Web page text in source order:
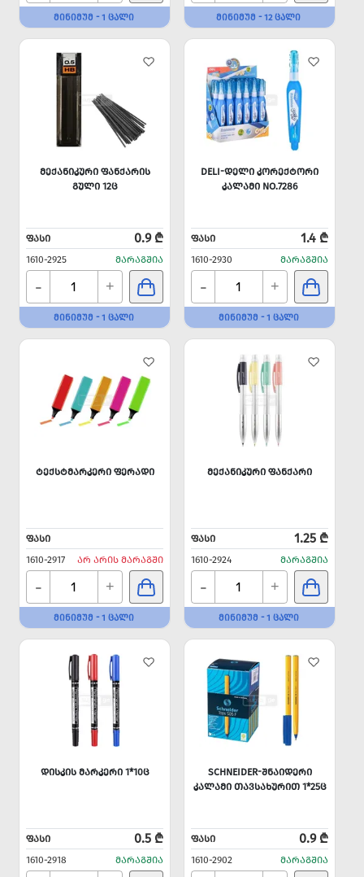
ᲛᲘᲜᲘᲛᲣᲛ - 1 ᲪᲐᲚᲘ ᲛᲘᲜᲘᲛᲣᲛ - 12 ᲪᲐᲚᲘ
ᲛᲔᲥᲐᲜᲘᲙᲣᲠᲘ ᲤᲐᲜᲥᲐᲠᲘᲡ
ᲒᲣᲚᲘ 12Ც
ᲤᲐᲡᲘ 0.9 ₾
1610-2925 ᲛᲐᲠᲐᲒᲨᲘᲐ
- +
ᲛᲘᲜᲘᲛᲣᲛ - 1 ᲪᲐᲚᲘ
DELI-ᲓᲔᲚᲘ ᲙᲝᲠᲔᲥᲢᲝᲠᲘ
ᲙᲐᲚᲐᲛᲘ NO.7286
ᲤᲐᲡᲘ 1.4 ₾
1610-2930 ᲛᲐᲠᲐᲒᲨᲘᲐ
- +
ᲛᲘᲜᲘᲛᲣᲛ - 1 ᲪᲐᲚᲘ
ᲢᲔᲥᲡᲢᲛᲐᲠᲙᲔᲠᲘ ᲤᲔᲠᲐᲓᲘ
ᲤᲐᲡᲘ
1610-2917
ᲐᲠ ᲐᲠᲘᲡ ᲛᲐᲠᲐᲒᲨᲘ
- +
ᲛᲘᲜᲘᲛᲣᲛ - 1 ᲪᲐᲚᲘ
ᲛᲔᲥᲐᲜᲘᲙᲣᲠᲘ ᲤᲐᲜᲥᲐᲠᲘ
ᲤᲐᲡᲘ 1.25 ₾
1610-2924 ᲛᲐᲠᲐᲒᲨᲘᲐ
- +
ᲛᲘᲜᲘᲛᲣᲛ - 1 ᲪᲐᲚᲘ
ᲓᲘᲡᲙᲘᲡ ᲛᲐᲠᲙᲔᲠᲘ 1*10Ც
ᲤᲐᲡᲘ 0.5 ₾
1610-2918 ᲛᲐᲠᲐᲒᲨᲘᲐ
SCHNEIDER-ᲨᲜᲐᲘᲓᲔᲠᲘ
ᲙᲐᲚᲐᲛᲘ ᲗᲐᲕᲡᲐᲮᲣᲠᲘᲗ 1*25Ც
ᲤᲐᲡᲘ 0.9 ₾
1610-2902 ᲛᲐᲠᲐᲒᲨᲘᲐ